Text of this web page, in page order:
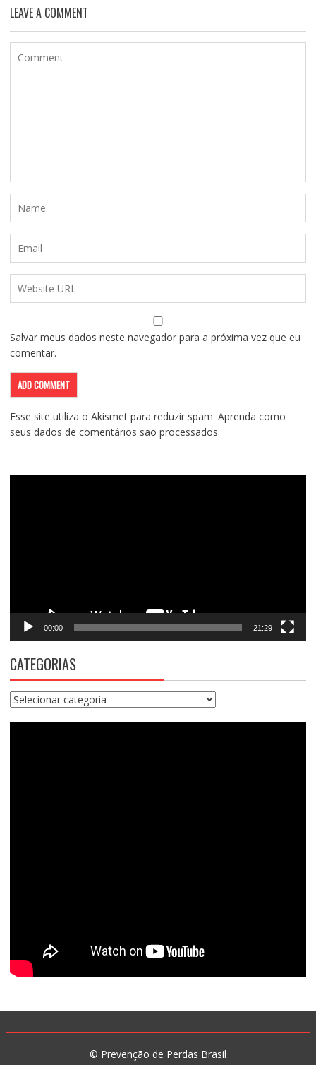
LEAVE A COMMENT
Salvar meus dados neste navegador para a próxima vez que eu
comentar.
Esse site utiliza o Akismet para reduzir spam. Aprenda como
seus dados de comentários são processados.
00:00 21:29
CATEGORIAS
Categorias
© Prevenção de Perdas Brasil